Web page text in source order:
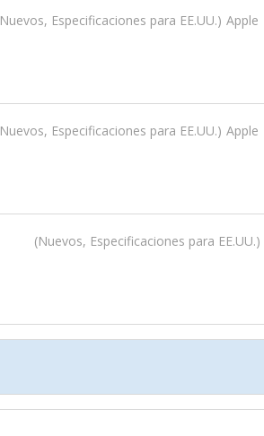
Nuevos, Especificaciones para EE.UU. Apple
Nuevos, Especificaciones para EE.UU. Apple
Nuevos, Especificaciones para EE.UU.